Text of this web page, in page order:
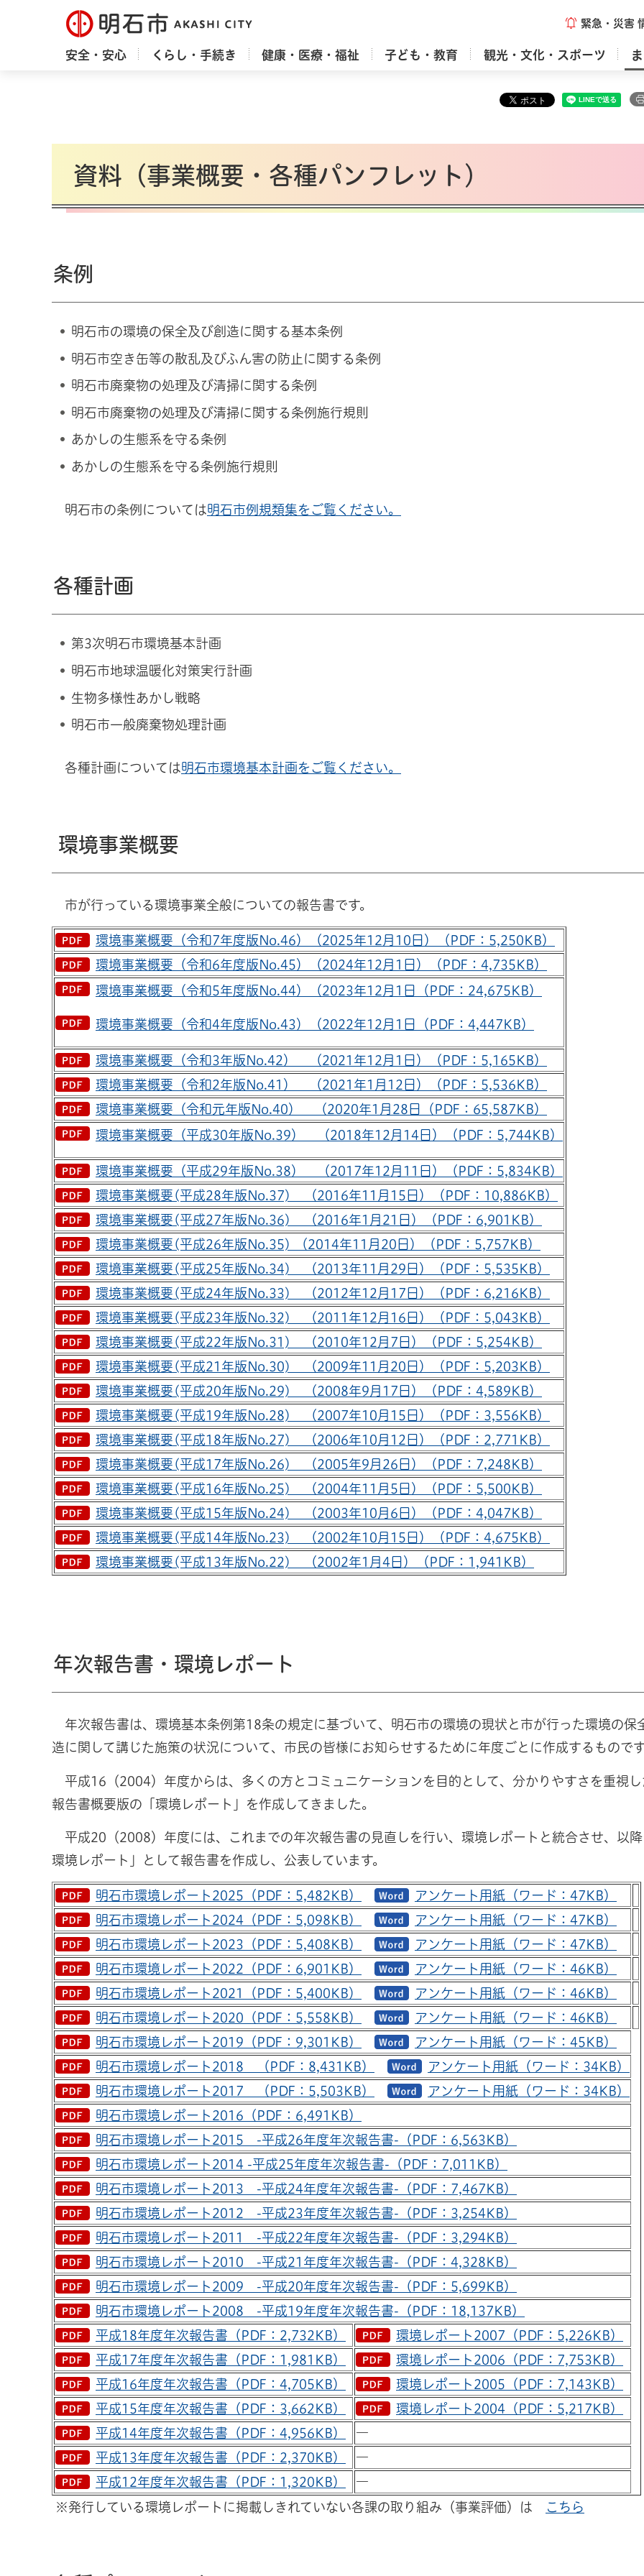
明石市 緊急・災害
安全・安心 くらし・手続き 健康・医療・福祉 子ども・教育 観光・文化・スポーツ
資料（事業概要・各種パンフレット）
条例
明石市の環境の保全及び創造に関する基本条例
明石市空き缶等の散乱及びふん害の防止に関する条例
明石市廃棄物の処理及び清掃に関する条例
明石市廃棄物の処理及び清掃に関する条例施行規則
あかしの生態系を守る条例
あかしの生態系を守る条例施行規則
明石市の条例については明石市例規類集をご覧ください。
各種計画
第3次明石市環境基本計画
明石市地球温暖化対策実行計画
生物多様性あかし戦略
明石市一般廃棄物処理計画
各種計画については明石市環境基本計画をご覧ください。
環境事業概要
市が行っている環境事業全般についての報告書です。
環境事業概要（令和7年度版No.46）（2025年12月10日）（PDF：5,250KB）
環境事業概要（令和6年度版No.45）（2024年12月1日）（PDF：4,735KB）
環境事業概要（令和5年度版No.44）（2023年12月1日（PDF：24,675KB）
環境事業概要（令和4年度版No.43）（2022年12月1日（PDF：4,447KB）
環境事業概要（令和3年版No.42） （2021年12月1日）（PDF：5,165KB）
環境事業概要（令和2年版No.41） （2021年1月12日）（PDF：5,536KB）
環境事業概要（令和元年版No.40） （2020年1月28日（PDF：65,587KB）
環境事業概要（平成30年版No.39） （2018年12月14日）（PDF：5,744KB）
環境事業概要（平成29年版No.38） （2017年12月11日）（PDF：5,834KB）
環境事業概要(平成28年版No.37) （2016年11月15日）（PDF：10,886KB）
環境事業概要(平成27年版No.36) （2016年1月21日）（PDF：6,901KB）
環境事業概要(平成26年版No.35) （2014年11月20日）（PDF：5,757KB）
環境事業概要(平成25年版No.34) （2013年11月29日）（PDF：5,535KB）
環境事業概要(平成24年版No.33) （2012年12月17日）（PDF：6,216KB）
環境事業概要(平成23年版No.32) （2011年12月16日）（PDF：5,043KB）
環境事業概要(平成22年版No.31) （2010年12月7日）（PDF：5,254KB）
環境事業概要(平成21年版No.30) （2009年11月20日）（PDF：5,203KB）
環境事業概要(平成20年版No.29) （2008年9月17日）（PDF：4,589KB）
環境事業概要(平成19年版No.28) （2007年10月15日）（PDF：3,556KB）
環境事業概要(平成18年版No.27) （2006年10月12日）（PDF：2,771KB）
環境事業概要(平成17年版No.26) （2005年9月26日）（PDF：7,248KB）
環境事業概要(平成16年版No.25) （2004年11月5日）（PDF：5,500KB）
環境事業概要(平成15年版No.24) （2003年10月6日）（PDF：4,047KB）
環境事業概要(平成14年版No.23) （2002年10月15日）（PDF：4,675KB）
環境事業概要(平成13年版No.22) （2002年1月4日）（PDF：1,941KB）
年次報告書・環境レポート
年次報告書は、環境基本条例第18条の規定に基づいて、明石市の環境の現状と市が行った環境の保
造に関して講じた施策の状況について、市民の皆様にお知らせするために年度ごとに作成するものです
平成16（2004）年度からは、多くの方とコミュニケーションを目的として、分かりやすさを重視し
報告書概要版の「環境レポート」を作成してきました。
平成20（2008）年度には、これまでの年次報告書の見直しを行い、環境レポートと統合させ、以
環境レポート」として報告書を作成し、公表しています。
明石市環境レポート2025（PDF：5,482KB）
アンケート用紙（ワード：47KB）
明石市環境レポート2024（PDF：5,098KB）
アンケート用紙（ワード：47KB）
明石市環境レポート2023（PDF：5,408KB）
アンケート用紙（ワード：47KB）
明石市環境レポート2022（PDF：6,901KB）
アンケート用紙（ワード：46KB）
明石市環境レポート2021（PDF：5,400KB）
アンケート用紙（ワード：46KB）
明石市環境レポート2020（PDF：5,558KB）
アンケート用紙（ワード：46KB）
明石市環境レポート2019（PDF：9,301KB）
アンケート用紙（ワード：45KB）
明石市環境レポート2018 （PDF：8,431KB）
アンケート用紙（ワード：34KB）
明石市環境レポート2017 （PDF：5,503KB）
アンケート用紙（ワード：34KB）
明石市環境レポート2016（PDF：6,491KB）
明石市環境レポート2015 -平成26年度年次報告書-（PDF：6,563KB）
明石市環境レポート2014 -平成25年度年次報告書-（PDF：7,011KB）
明石市環境レポート2013 -平成24年度年次報告書-（PDF：7,467KB）
明石市環境レポート2012 -平成23年度年次報告書-（PDF：3,254KB）
明石市環境レポート2011 -平成22年度年次報告書-（PDF：3,294KB）
明石市環境レポート2010 -平成21年度年次報告書-（PDF：4,328KB）
明石市環境レポート2009 -平成20年度年次報告書-（PDF：5,699KB）
明石市環境レポート2008 -平成19年度年次報告書-（PDF：18,137KB）
平成18年度年次報告書（PDF：2,732KB）
環境レポート2007（PDF：5,226KB）
平成17年度年次報告書（PDF：1,981KB）
環境レポート2006（PDF：7,753KB）
平成16年度年次報告書（PDF：4,705KB）
環境レポート2005（PDF：7,143KB）
平成15年度年次報告書（PDF：3,662KB）
環境レポート2004（PDF：5,217KB）
平成14年度年次報告書（PDF：4,956KB）
―
平成13年度年次報告書（PDF：2,370KB）
―
平成12年度年次報告書（PDF：1,320KB）
―
※発行している環境レポートに掲載しきれていない各課の取り組み（事業評価）は
こちら